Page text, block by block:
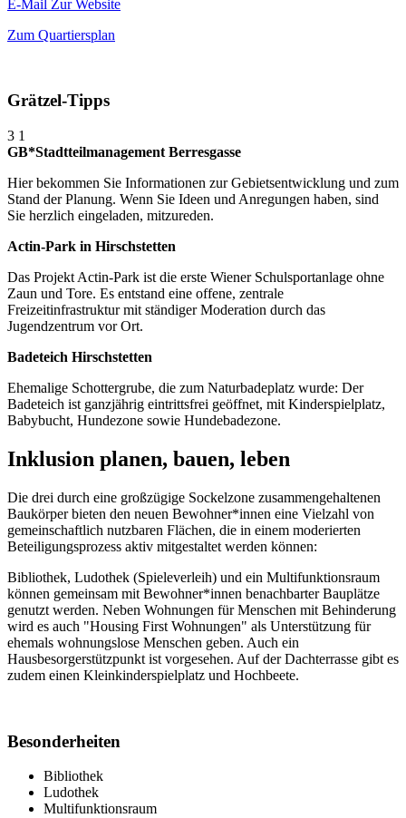
E-Mail Zur Website
Zum Quartiersplan
Grätzel-Tipps
3 1
GB*Stadtteilmanagement Berresgasse
Hier bekommen Sie Informationen zur Gebietsentwicklung und zum
Stand der Planung. Wenn Sie Ideen und Anregungen haben, sind
Sie herzlich eingeladen, mitzureden.
Actin-Park in Hirschstetten
Das Projekt Actin-Park ist die erste Wiener Schulsportanlage ohne
Zaun und Tore. Es entstand eine offene, zentrale
Freizeitinfrastruktur mit ständiger Moderation durch das
Jugendzentrum vor Ort.
Badeteich Hirschstetten
Ehemalige Schottergrube, die zum Naturbadeplatz wurde: Der
Badeteich ist ganzjährig eintrittsfrei geöffnet, mit Kinderspielplatz,
Babybucht, Hundezone sowie Hundebadezone.
Inklusion planen, bauen, leben
Die drei durch eine großzügige Sockelzone zusammengehaltenen
Baukörper bieten den neuen Bewohner*innen eine Vielzahl von
gemeinschaftlich nutzbaren Flächen, die in einem moderierten
Beteiligungsprozess aktiv mitgestaltet werden können:
Bibliothek, Ludothek (Spieleverleih) und ein Multifunktionsraum
können gemeinsam mit Bewohner*innen benachbarter Bauplätze
genutzt werden. Neben Wohnungen für Menschen mit Behinderung
wird es auch "Housing First Wohnungen" als Unterstützung für
ehemals wohnungslose Menschen geben. Auch ein
Hausbesorgerstützpunkt ist vorgesehen. Auf der Dachterrasse gibt es
zudem einen Kleinkinderspielplatz und Hochbeete.
Besonderheiten
Bibliothek
Ludothek
Multifunktionsraum